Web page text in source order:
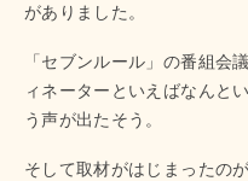
がありました。
「セブンルール」の番組会
ィネーターといえばなんと
う声が出たそう。
そして取材がはじまったの